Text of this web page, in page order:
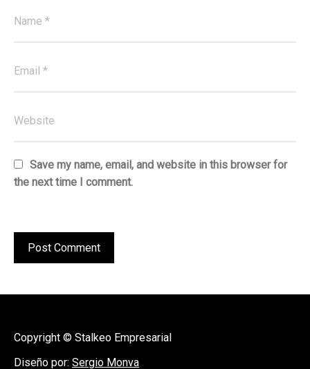
Save my name, email, and website in this browser for
the next time I comment.
Copyright © Stalkeo Empresarial
Diseño por: Sergio Monva